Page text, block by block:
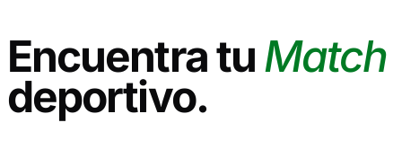
Encuentra tuMatch
deportivo.